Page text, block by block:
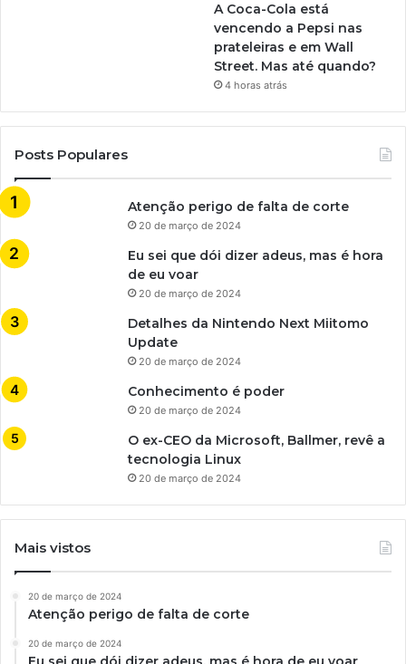
A Coca-Cola está
vencendo a Pepsi nas
prateleiras e em Wall
Street. Mas até quando?
4 horas atrás
Posts Populares
Atenção perigo de falta de corte
20 de março de 2024
Eu sei que dói dizer adeus, mas é hora
de eu voar
20 de março de 2024
Detalhes da Nintendo Next Miitomo
Update
20 de março de 2024
Conhecimento é poder
20 de março de 2024
O ex-CEO da Microsoft, Ballmer, revê a
tecnologia Linux
20 de março de 2024
Mais vistos
20 de março de 2024
Atenção perigo de falta de corte
20 de março de 2024